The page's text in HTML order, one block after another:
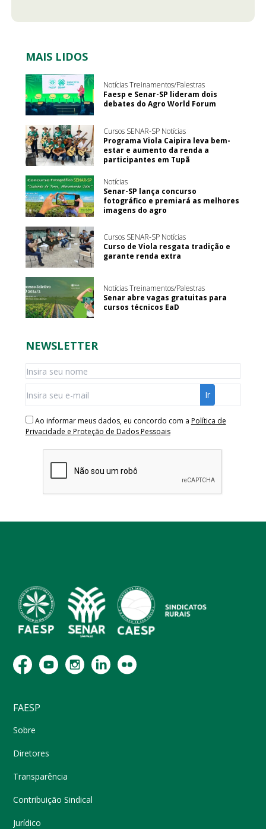
MAIS LIDOS
Notícias Treinamentos/Palestras
Faesp e Senar-SP lideram dois
debates do Agro World Forum
Cursos SENAR-SP Notícias
Programa Viola Caipira leva bem-
estar e aumento da renda a
participantes em Tupã
Notícias
Senar-SP lança concurso
fotográfico e premiará as melhores
imagens do agro
Cursos SENAR-SP Notícias
Curso de Viola resgata tradição e
garante renda extra
Notícias Treinamentos/Palestras
Senar abre vagas gratuitas para
cursos técnicos EaD
NEWSLETTER
Ao informar meus dados, eu concordo com a Política de
Privacidade e Proteção de Dados Pessoais
FAESP
Sobre
Diretores
Transparência
Contribuição Sindical
Jurídico